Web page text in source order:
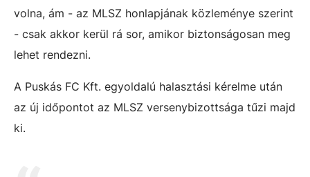
volna, ám - az MLSZ honlapjának közleménye szerint
- csak akkor kerül rá sor, amikor biztonságosan meg
lehet rendezni.
A Puskás FC Kft. egyoldalú halasztási kérelme után
az új időpontot az MLSZ versenybizottsága tűzi majd
ki.